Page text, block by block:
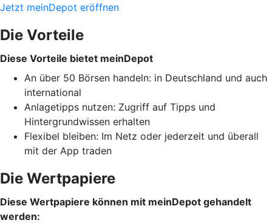
Jetzt meinDepot eröffnen
Die Vorteile
Diese Vorteile bietet meinDepot
An über 50 Börsen handeln: in Deutschland und auch
international
Anlagetipps nutzen: Zugriff auf Tipps und
Hintergrundwissen erhalten
Flexibel bleiben: Im Netz oder jederzeit und überall
mit der App traden
Die Wertpapiere
Diese Wertpapiere können mit meinDepot gehandelt
werden: